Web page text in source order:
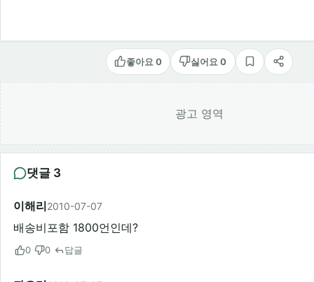
좋아요 0 싫어요 0
스크랩공유
광고 영역
댓글 3
이해리2010-07-07
배송비포함 1800언인데?
0 0 답글